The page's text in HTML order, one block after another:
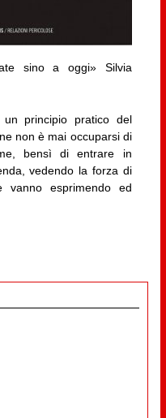
sino a oggi» Silvia
principio pratico del
non è mai occuparsi di
bensì di entrare in
vedendo la forza di
vanno esprimendo ed